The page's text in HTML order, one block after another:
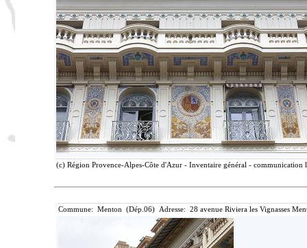
(c) Région Provence-Alpes-Côte d'Azur - Inventaire général -
Commune: Menton (Dép.06) Adresse: 28 avenue Riviera les Vignasses